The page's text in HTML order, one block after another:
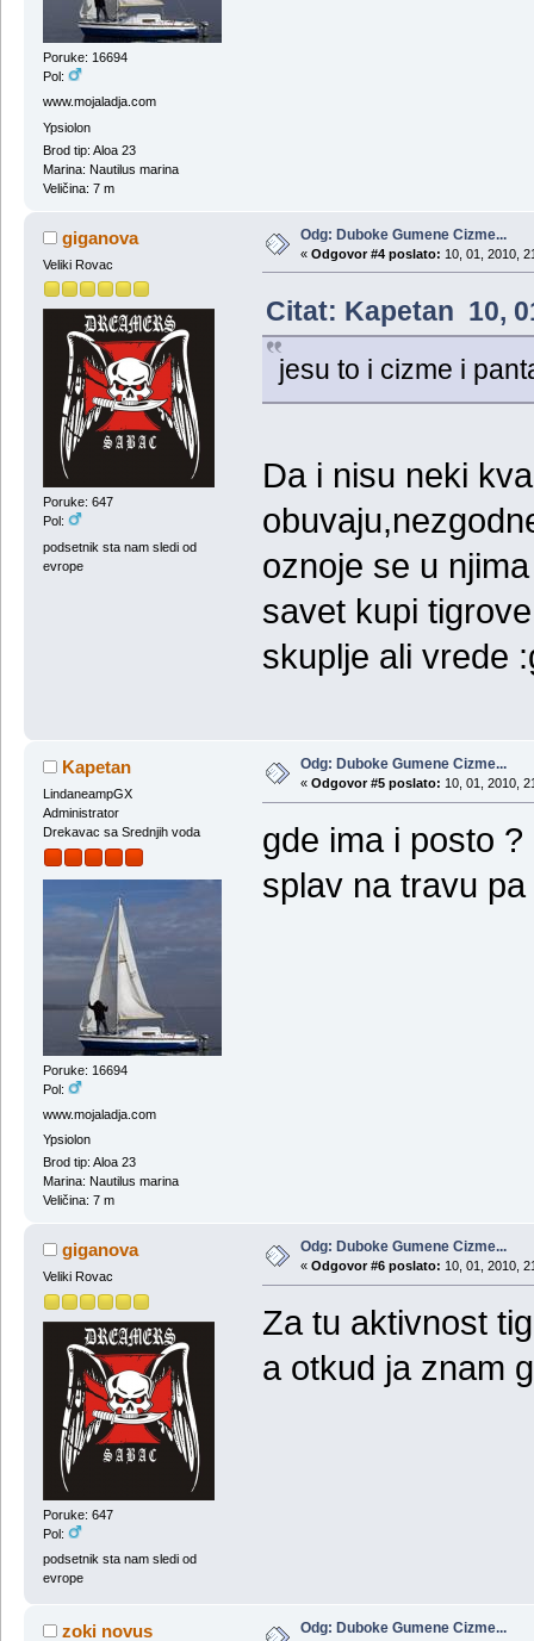
Poruke: 16694
Pol:
www.mojaladja.com
Ypsiolon
Brod tip: Aloa 23
Marina: Nautilus marina
Veličina: 7 m
giganova
Veliki Rovac
Poruke: 647
Pol:
podsetnik sta nam sledi od
evrope
Odg: Duboke Gumene Cizme...
« Odgovor #4 poslato: 10, 01, 2010,
Citat: Kapetan 10,
jesu to i cizme i
Da i nisu neki
oznoje se u
savet kupi
skuplje ali vrede
Kapetan
LindaneampGX
Administrator
Drekavac sa Srednjih voda
Poruke: 16694
Pol:
www.mojaladja.com
Ypsiolon
Brod tip: Aloa 23
Marina: Nautilus marina
Veličina: 7 m
Odg: Duboke Gumene Cizme...
« Odgovor #5 poslato: 10, 01, 2010,
gde ima i posto
splav na travu
giganova
Veliki Rovac
Poruke: 647
Pol:
podsetnik sta nam sledi od
evrope
Odg: Duboke Gumene Cizme...
« Odgovor #6 poslato: 10, 01, 2010,
Za tu aktivnost
a otkud ja znam
zoki novus Odg: Duboke Gumene Cizme...